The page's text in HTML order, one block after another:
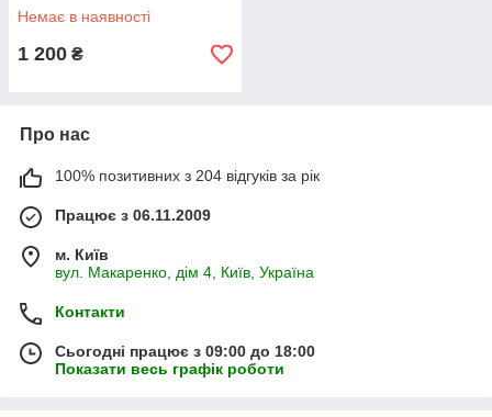
Немає в наявності
1 200 ₴
Про нас
100% позитивних з 204 відгуків за рік
Працює з 06.11.2009
м. Київ
вул. Макаренко, дім 4, Київ, Україна
Контакти
Сьогодні працює з 09:00 до 18:00
Показати весь графік роботи